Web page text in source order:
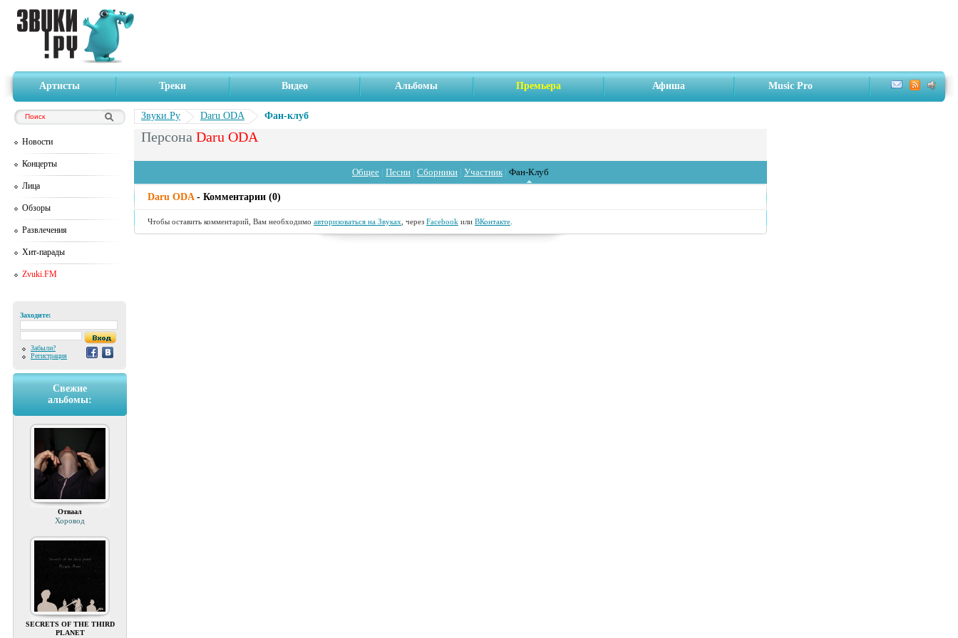
Артисты Треки Видео Альбомы Премьера Афиша Music Pro
Новости
Концерты
Лица
Обзоры
Развлечения
Хит-парады
Zvuki.FM
Заходите:
Забыли?
Регистрация
Свежие
альбомы:
Отваал
Хоровод
SECRETS OF THE THIRD
PLANET
Звуки.Ру Daru ODA Фан-клуб
Персона Daru ODA
Общее Песни Сборники Участник Фан-Клуб
Daru ODA- Комментарии (0)
Чтобы оставить комментарий, Вам необходимо авторизоваться на Звуках , через Facebook или ВКонтакте